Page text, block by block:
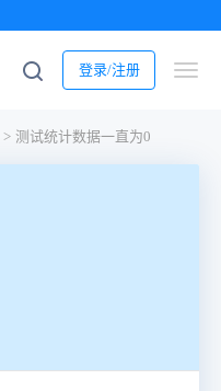
登录/注册
> 测试统计数据一直为0